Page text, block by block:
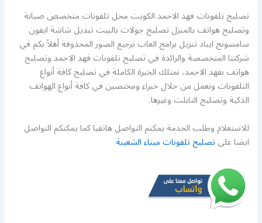
تصليح تلفونات فهد الاحمد الكويت محل تلفونات متخصص صيانة
وتصليح هواتف بالمنزل تصليح جولات بالبيت تبديل شاشة ايفون
سامسونج ايباد تنزيل برامج العاب ترجيع الصور المحذوفة أهلاً بكم في
شركتنا المتخصصة والرائدة في تصليح تلفونات فهد الاحمد وتصليح
هواتف بفهد الاحمد، نمتلك الخبرة الكاملة في تصليح كافة أنواع
التلفونات ونعمل من خلال خبراء ومختصين في كافة أنواع الهواتف
الذكية وتصليح التابلت وغيرها.
للاستعلام وطلب الخدمة يمكنم التواصل هاتفيا كما يمكنكم التواصل
ايضا علىتصليح تلفونات ميناء الشعيبة